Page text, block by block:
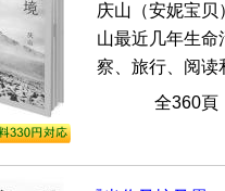
庆山（安妮宝
山最近几年生命
察、旅行、阅读
全360